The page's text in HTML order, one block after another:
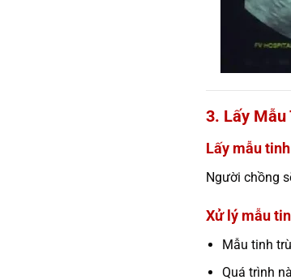
3. Lấy Mẫu
Lấy mẫu
Người chồng
Xử lý mẫu
Mẫu tinh
Quá trình